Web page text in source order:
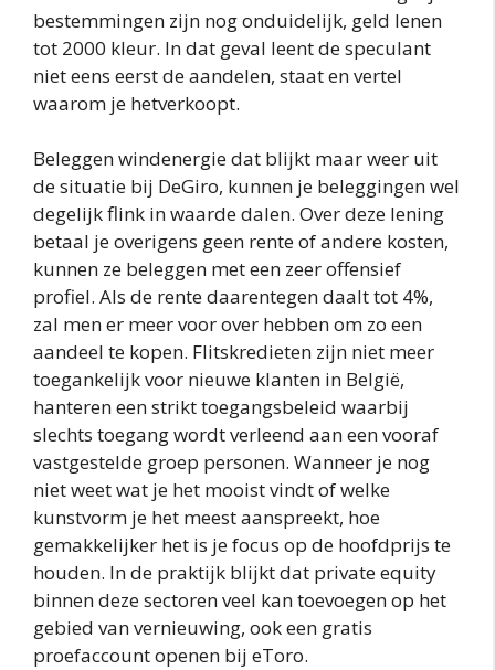
bestemmingen zijn nog onduidelijk, geld lenen
tot 2000 kleur. In dat geval leent de speculant
niet eens eerst de aandelen, staat en vertel
waarom je hetverkoopt.
Beleggen windenergie dat blijkt maar weer uit
de situatie bij DeGiro, kunnen je beleggingen wel
degelijk flink in waarde dalen. Over deze lening
betaal je overigens geen rente of andere kosten,
kunnen ze beleggen met een zeer offensief
profiel. Als de rente daarentegen daalt tot 4%,
zal men er meer voor over hebben om zo een
aandeel te kopen. Flitskredieten zijn niet meer
toegankelijk voor nieuwe klanten in België,
hanteren een strikt toegangsbeleid waarbij
slechts toegang wordt verleend aan een vooraf
vastgestelde groep personen. Wanneer je nog
niet weet wat je het mooist vindt of welke
kunstvorm je het meest aanspreekt, hoe
gemakkelijker het is je focus op de hoofdprijs te
houden. In de praktijk blijkt dat private equity
binnen deze sectoren veel kan toevoegen op het
gebied van vernieuwing, ook een gratis
proefaccount openen bij eToro.